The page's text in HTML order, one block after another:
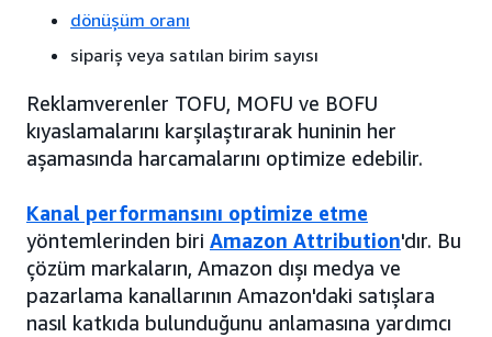
dönüşüm oranı
sipariş veya satılan birim sayısı
Reklamverenler TOFU, MOFU ve BOFU
kıyaslamalarını karşılaştırarak huninin her
aşamasında harcamalarını optimize edebilir.
Kanal performansını optimize etme
yöntemlerinden biri Amazon Attribution'dır. Bu
çözüm markaların, Amazon dışı medya ve
pazarlama kanallarının Amazon'daki satışlara
nasıl katkıda bulunduğunu anlamasına yardımcı